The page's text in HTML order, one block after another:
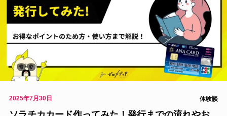
2025年7月30日 体験談